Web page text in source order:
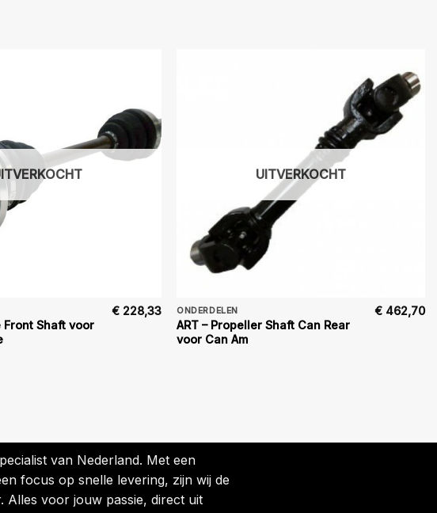
Front Shaft voor
€228,33
UITVERKOCHT
ONDERDELEN
ART – Propeller Shaft Can Rear
voor Can Am
€ 462,70
van Nederland. Met een
focus op snelle levering, zijn wij de
voor jouw passie, direct uit